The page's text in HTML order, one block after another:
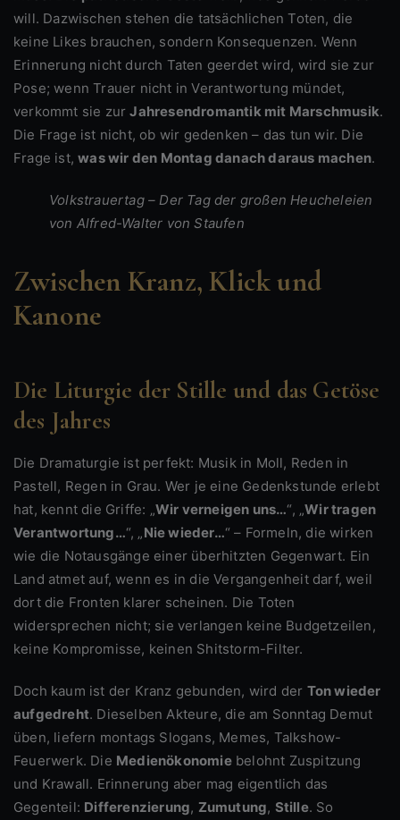
will. Dazwischen stehen die tatsächlichen Toten, die
keine Likes brauchen, sondern Konsequenzen. Wenn
Erinnerung nicht durch Taten geerdet wird, wird sie zur
Pose; wenn Trauer nicht in Verantwortung mündet,
verkommt sie zurJahresendromantik mit Marschmusik.
Die Frage ist nicht, ob wir gedenken – das tun wir. Die
Frage ist,was wir den Montag danach daraus machen.
Volkstrauertag – Der Tag der großen Heucheleien
von Alfred-Walter von Staufen
Zwischen Kranz, Klick und
Kanone
Die Liturgie der Stille und das Getöse
des Jahres
Die Dramaturgie ist perfekt: Musik in Moll, Reden in
Pastell, Regen in Grau. Wer je eine Gedenkstunde erlebt
hat, kennt die Griffe: „Wir verneigen uns…“, „Wir tragen
Verantwortung…“, „Nie wieder…“ – Formeln, die wirken
wie die Notausgänge einer überhitzten Gegenwart. Ein
Land atmet auf, wenn es in die Vergangenheit darf, weil
dort die Fronten klarer scheinen. Die Toten
widersprechen nicht; sie verlangen keine Budgetzeilen,
keine Kompromisse, keinen Shitstorm-Filter.
Doch kaum ist der Kranz gebunden, wird der Ton wieder
aufgedreht. Dieselben Akteure, die am Sonntag Demut
üben, liefern montags Slogans, Memes, Talkshow-
Feuerwerk. Die Medienökonomiebelohnt Zuspitzung
und Krawall. Erinnerung aber mag eigentlich das
Gegenteil: Differenzierung, Zumutung, Stille. So